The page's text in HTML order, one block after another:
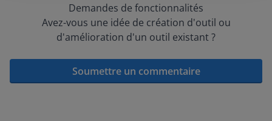
Demandes de fonctionnalités
Avez-vous une idée de création d'outil ou
d'amélioration d'un outil existant ?
Soumettre un commentaire